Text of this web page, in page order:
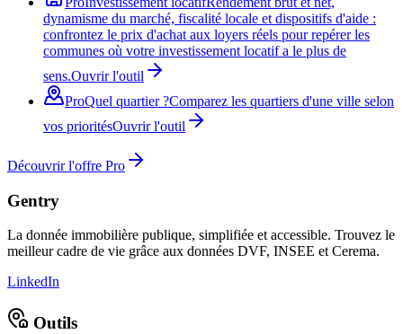
dynamisme du marché, fiscalité locale et dispositifs d'aide :
confrontez le prix d'achat aux loyers réels pour repérer les
communes où votre investissement locatif a le plus de
sens.Ouvrir l'outil
ProQuel quartier ?Comparez les quartiers d'une ville selon
vos prioritésOuvrir l'outil
Découvrir l'offre Pro
Gentry
La donnée immobilière publique, simplifiée et accessible. Trouvez le
meilleur cadre de vie grâce aux données DVF, INSEE et Cerema.
LinkedIn
Outils